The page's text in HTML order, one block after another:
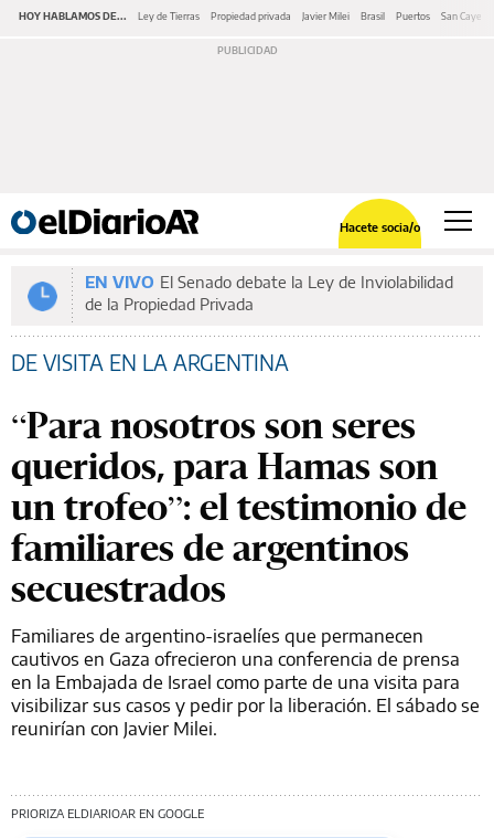
HOY HABLAMOS DE... Ley de Tierras Propiedad privada Javier Milei Brasil Puertos San
Hacete socia/o
EN VIVO El Senado debate la Ley de Inviolabilidad
de la Propiedad Privada
DE VISITA EN LA ARGENTINA
“Para nosotros son seres
queridos, para Hamas son
un trofeo”: el testimonio de
familiares de argentinos
secuestrados
Familiares de argentino-israelíes que permanecen
cautivos en Gaza ofrecieron una conferencia de prensa
en la Embajada de Israel como parte de una visita para
visibilizar sus casos y pedir por la liberación. El sábado se
reunirían con Javier Milei.
PRIORIZA ELDIARIOAR EN GOOGLE